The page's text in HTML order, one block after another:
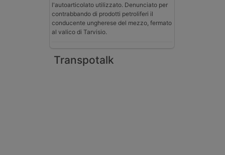
l'autoarticolato utilizzato. Denunciato per
contrabbando di prodotti petroliferi il
conducente ungherese del mezzo, fermato
al valico di Tarvisio.
Transpotalk